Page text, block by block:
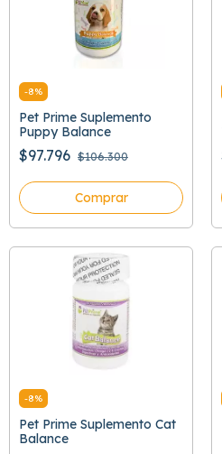
-8%
Pet Prime Suplemento
Puppy Balance
$97.796 $106.300
Comprar
-8%
Pet Prime Suplemento Cat
Balance